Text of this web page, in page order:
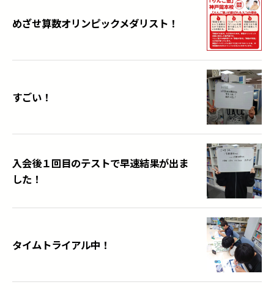
めざせ算数オリンピックメダリスト！
すごい！
入会後１回目のテストで早速結果が出ま
した！
タイムトライアル中！